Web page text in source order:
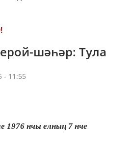
шәһәр: Тула
- 11:55
1976 нчы елның 7 нче